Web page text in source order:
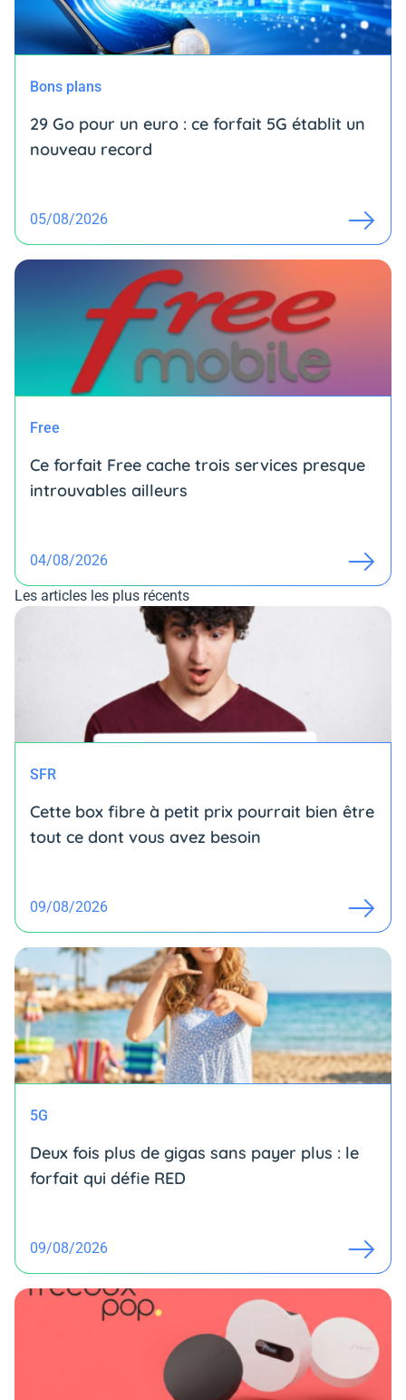
Bons plans
29 Go pour un euro : ce forfait 5G établit un
nouveau record
05/08/2026
Free
Ce forfait Free cache trois services presque
introuvables ailleurs
04/08/2026
Les articles les plus récents
SFR
Cette box fibre à petit prix pourrait bien être
tout ce dont vous avez besoin
09/08/2026
5G
Deux fois plus de gigas sans payer plus : le
forfait qui défie RED
09/08/2026